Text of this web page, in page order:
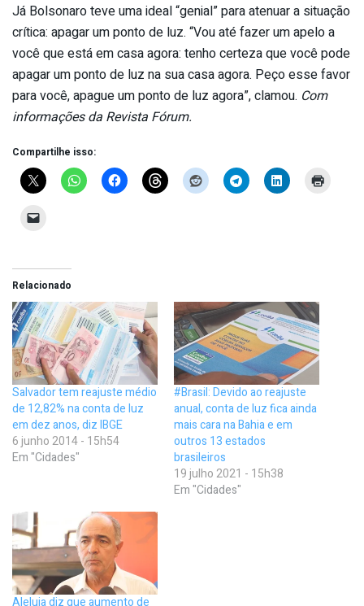
Já Bolsonaro teve uma ideal “genial” para atenuar a situação
crítica: apagar um ponto de luz. “Vou até fazer um apelo a
você que está em casa agora: tenho certeza que você pode
apagar um ponto de luz na sua casa agora. Peço esse favor
para você, apague um ponto de luz agora”, clamou. Com
informações da Revista Fórum.
Compartilhe isso:
Relacionado
Salvador tem reajuste médio
de 12,82% na conta de luz
em dez anos, diz IBGE
6 junho 2014 - 15h54
Em "Cidades"
#Brasil: Devido ao reajuste
anual, conta de luz fica ainda
mais cara na Bahia e em
outros 13 estados
brasileiros
19 julho 2021 - 15h38
Em "Cidades"
Aleluia diz que aumento de